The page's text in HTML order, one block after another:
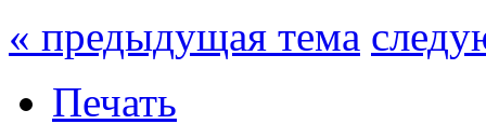
« предыдущая тема
Печать